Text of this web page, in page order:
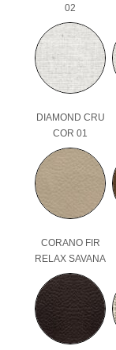
02
DIAMOND CRU
COR 01
CORANO FIR
RELAX SAVANA